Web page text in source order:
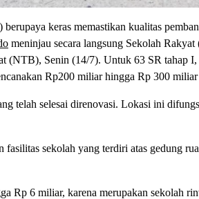
keras memastikan kualitas
meninjau secara langsung Sekolah
(NTB), Senin (14/7). Untuk 63 SR tahap
Rp200 miliar hingga Rp 300
telah selesai direnovasi. Lokasi ini
sekolah yang terdiri atas gedung
Rp 6 miliar, karena merupakan sekolah